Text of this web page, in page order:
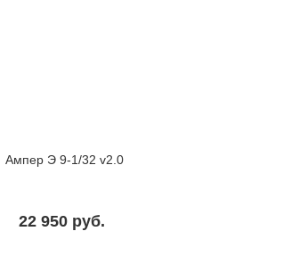
Ампер Э 9-1/32 v2.0
22 950 pуб.